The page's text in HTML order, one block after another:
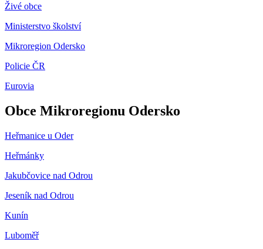
Živé obce
Ministerstvo školství
Mikroregion Odersko
Policie ČR
Eurovia
Obce Mikroregionu Odersko
Heřmanice u Oder
Heřmánky
Jakubčovice nad Odrou
Jeseník nad Odrou
Kunín
Luboměř